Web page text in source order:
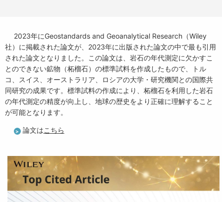
2023年にGeostandards and Geoanalytical Research（Wiley
社）に掲載された論文が、2023年に出版された論文の中で最も引用
された論文となりました。この論文は、岩石の年代測定に欠かすこ
とのできない鉱物（柘榴石）の標準試料を作成したもので、トル
コ、スイス、オーストラリア、ロシアの大学・研究機関との国際共
同研究の成果です。標準試料の作成により、柘榴石を利用した岩石
の年代測定の精度が向上し、地球の歴史をより正確に理解すること
が可能となります。
論文はこちら